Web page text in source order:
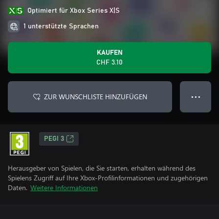
Optimiert für Xbox Series X|S
1 unterstützte Sprachen
KAUFEN
CHF 3.10
ZUR WUNSCHLISTE HINZUFÜGEN ● ● ●
PEGI 3
Herausgeber von Spielen, die Sie starten, erhalten während des
Spielens Zugriff auf Ihre Xbox-Profilinformationen und zugehörigen
Daten. Weitere Informationen